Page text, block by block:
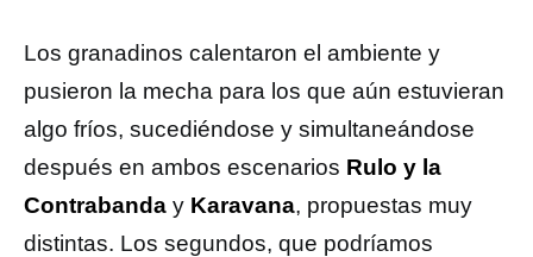
Los granadinos calentaron el ambiente y
pusieron la mecha para los que aún estuvieran
algo fríos, sucediéndose y simultaneándose
después en ambos escenarios Rulo y la
Contrabanda y Karavana, propuestas muy
distintas. Los segundos, que podríamos